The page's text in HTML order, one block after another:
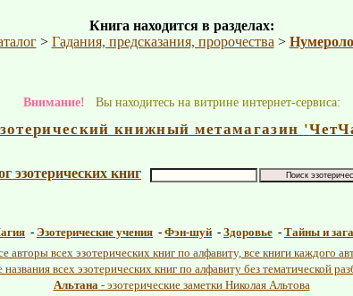
Книга находится в разделах:
> Гадания, предсказания, пророчества >
Внимание! Вы находитесь на витрине интернет-сервиса:
книжный метамагазин '
эзотерических книг
- Эзотерические учения - Фэн-шуй - Здоровье - Тайны и
авторы всех эзотерических книг по алфавиту, все книги каждого
названия всех эзотерических книг по алфавиту без тематической
Альтана- эзотерические заметки Николая Альтова